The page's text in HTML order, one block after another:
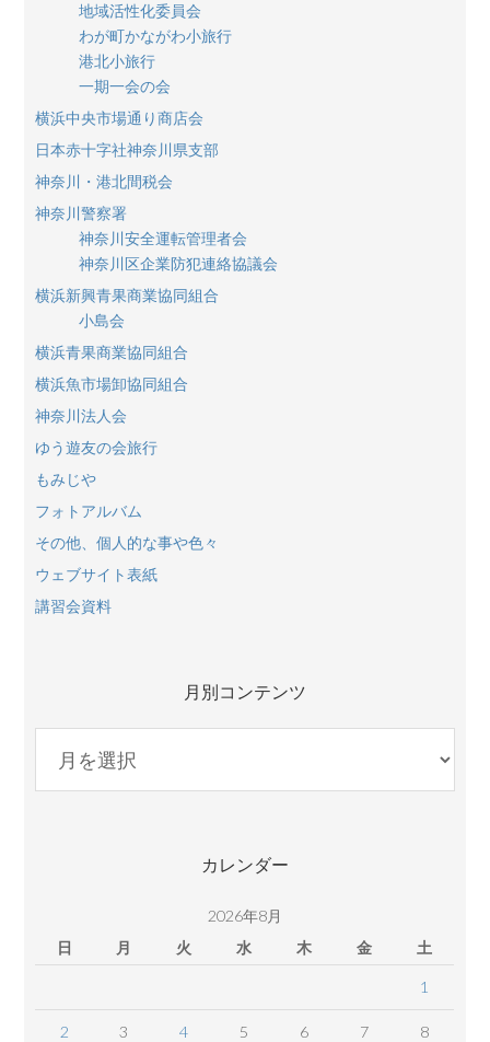
地域活性化委員会
わが町かながわ小旅行
港北小旅行
一期一会の会
横浜中央市場通り商店会
日本赤十字社神奈川県支部
神奈川・港北間税会
神奈川警察署
神奈川安全運転管理者会
神奈川区企業防犯連絡協議会
横浜新興青果商業協同組合
小島会
横浜青果商業協同組合
横浜魚市場卸協同組合
神奈川法人会
ゆう遊友の会旅行
もみじや
フォトアルバム
その他、個人的な事や色々
ウェブサイト表紙
講習会資料
月別コンテンツ
コ
カレンダー
2026年8月
日
月 火 水 木 金 土
1
2 3 4 5 6 7 8